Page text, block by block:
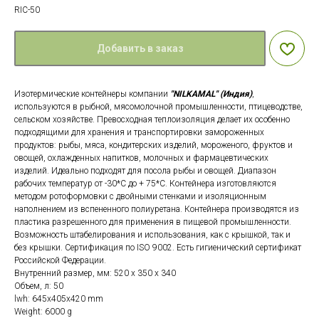
RIC-50
Добавить в заказ
Изотермические контейнеры компании "NILKAMAL" (Индия),
используются в рыбной, мясомолочной промышленности, птицеводстве,
сельском хозяйстве. Превосходная теплоизоляция делает их особенно
подходящими для хранения и транспортировки замороженных
продуктов: рыбы, мяса, кондитерских изделий, мороженого, фруктов и
овощей, охлажденных напитков, молочных и фармацевтических
изделий. Идеально подходят для посола рыбы и овощей. Диапазон
рабочих температур от -30*С до + 75*С. Контейнера изготовляются
методом ротоформовки с двойными стенками и изоляционным
наполнением из вспененного полиуретана. Контейнера производятся из
пластика разрешенного для применения в пищевой промышленности.
Возможность штабелирования и использования, как с крышкой, так и
без крышки. Сертификация по ISO 9002. Есть гигиенический сертификат
Российской Федерации.
Внутренний размер, мм: 520 х 350 х 340
Объем, л: 50
lwh: 645x405x420 mm
Weight: 6000 g